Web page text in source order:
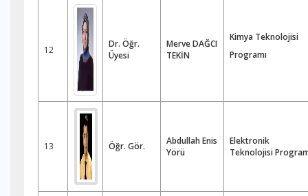
12
Dr. Öğr.
Üyesi
Merve DAĞCI
TEKİN
Kimya Teknolojisi
Programı
13 Öğr. Gör.
Abdullah Enis
Yörü
Elektronik
Teknolojisi